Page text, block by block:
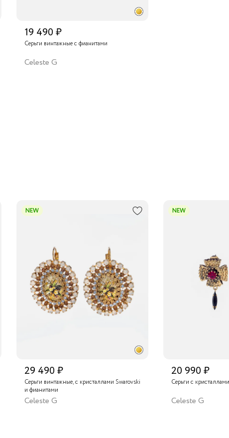
19 490 ₽
Серьги винтажные с фианитами
Celeste G
NEW
29 490 ₽
Серьги винтажные, с кристаллами Swarovski
и фианитами
Celeste G
NEW
20 990 ₽
Серьги с
Celeste G